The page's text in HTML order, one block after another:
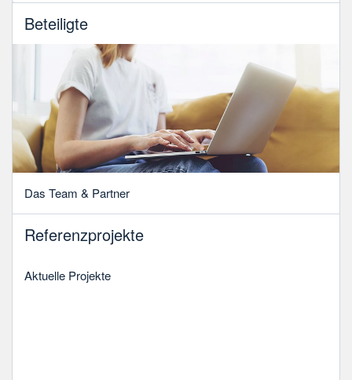
Beteiligte
Das Team & Partner
Referenzprojekte
Aktuelle Projekte